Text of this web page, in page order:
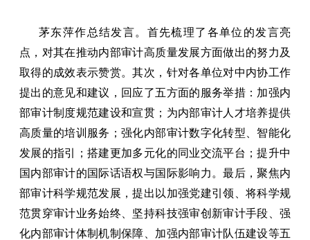
茅东萍作总结发言。首先梳理了各单位的发言亮
点，对其在推动内部审计高质量发展方面做出的努力及
取得的成效表示赞赏。其次，针对各单位对中内协工作
提出的意见和建议，回应了五方面的服务举措：加强内
部审计制度规范建设和宣贯；为内部审计人才培养提供
高质量的培训服务；强化内部审计数字化转型、智能化
发展的指引；搭建更加多元化的同业交流平台；提升中
国内部审计的国际话语权与国际影响力。最后，聚焦内
部审计科学规范发展，提出以加强党建引领、将科学规
范贯穿审计业务始终、坚持科技强审创新审计手段、强
化内部审计体制机制保障、加强内部审计队伍建设等五